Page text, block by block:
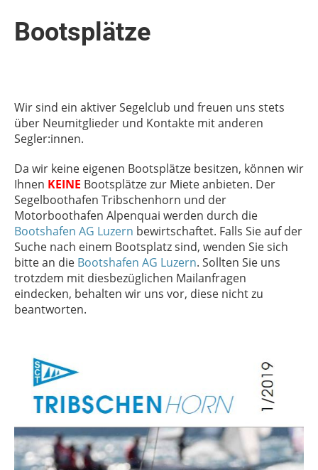
Bootsplätze
Wir sind ein aktiver Segelclub und freuen uns stets
über Neumitglieder und Kontakte mit anderen
Segler:innen.
Da wir keine eigenen Bootsplätze besitzen, können wir
Ihnen KEINE Bootsplätze zur Miete anbieten. Der
Segelboothafen Tribschenhorn und der
Motorboothafen Alpenquai werden durch die
Bootshafen AG Luzern bewirtschaftet. Falls Sie auf der
Suche nach einem Bootsplatz sind, wenden Sie sich
bitte an die Bootshafen AG Luzern. Sollten Sie uns
trotzdem mit diesbezüglichen Mailanfragen
eindecken, behalten wir uns vor, diese nicht zu
beantworten.